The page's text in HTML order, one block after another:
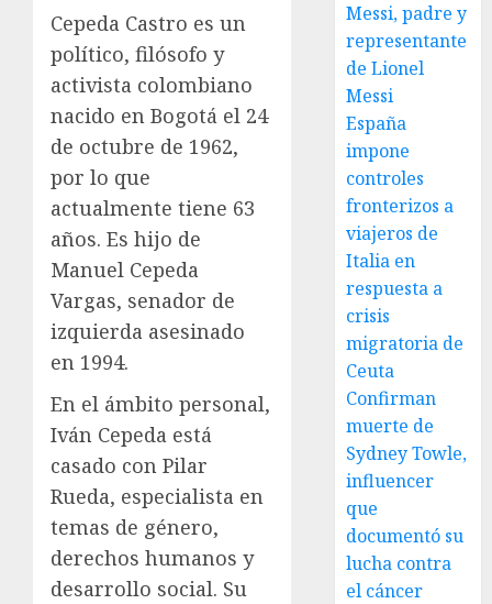
Cepeda Castro es un
político, filósofo y
activista colombiano
nacido en Bogotá el 24
de octubre de 1962,
por lo que
actualmente tiene 63
años. Es hijo de
Manuel Cepeda
Vargas, senador de
izquierda asesinado
en 1994.
En el ámbito personal,
Iván Cepeda está
casado con Pilar
Rueda, especialista en
temas de género,
derechos humanos y
desarrollo social. Su
Messi, padre y
representante
de Lionel
Messi
España
impone
controles
fronterizos a
viajeros de
Italia en
respuesta a
crisis
migratoria de
Ceuta
Confirman
muerte de
Sydney Towle,
influencer
que
documentó su
lucha contra
el cáncer